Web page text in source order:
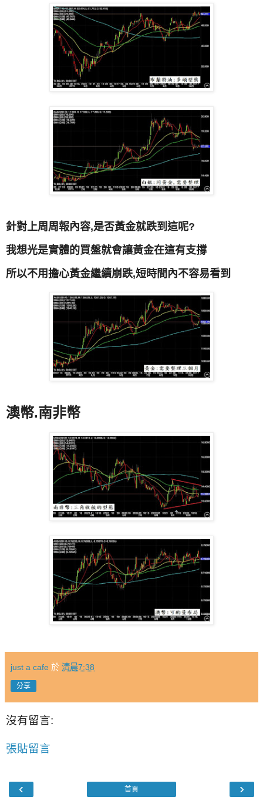
針對上周周報內容,是否黃金就跌到這呢?
我想光是實體的買盤就會讓黃金在這有支撐
所以不用擔心黃金繼續崩跌,短時間內不容易看到
澳幣.南非幣
just a cafe 於 清晨7:38
分享
沒有留言:
張貼留言
‹ ›
首頁